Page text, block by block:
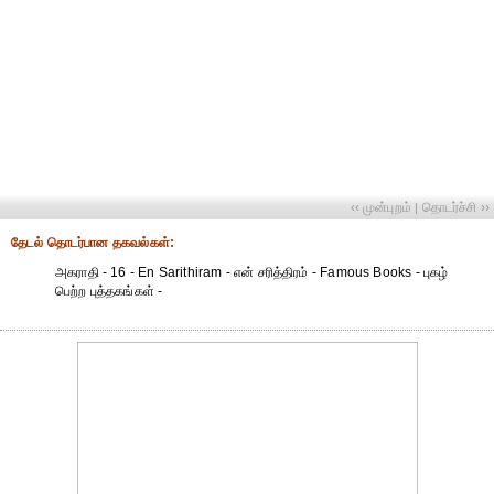
‹‹ முன்புறம் | தொடர்ச்சி ››
தேட‌ல் தொட‌ர்பான தகவ‌ல்க‌ள்:
அகராதி - 16 - En Sarithiram - என் சரித்திரம் - Famous Books - புகழ்
பெற்ற புத்தகங்கள் -